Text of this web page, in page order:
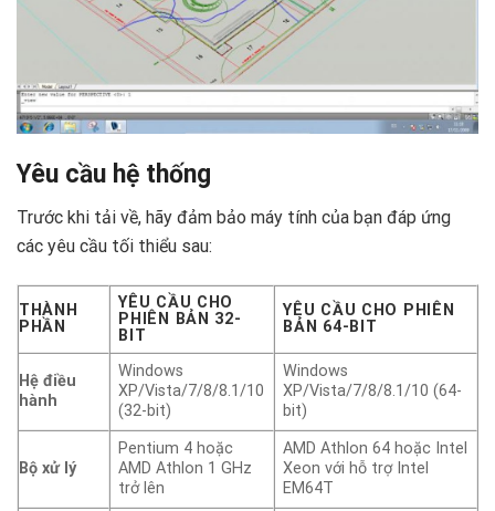
Yêu cầu hệ thống
Trước khi tải về, hãy đảm bảo máy tính của bạn đáp ứng
các yêu cầu tối thiểu sau:
THÀNH
PHẦN
YÊU CẦU CHO
PHIÊN BẢN 32-
BIT
YÊU CẦU CHO PHIÊN
BẢN 64-BIT
Hệ điều
hành
Windows
XP/Vista/7/8/8.1/10
(32-bit)
Windows
XP/Vista/7/8/8.1/10 (64-
bit)
Bộ xử lý
Pentium 4 hoặc
AMD Athlon 1 GHz
trở lên
AMD Athlon 64 hoặc Intel
Xeon với hỗ trợ Intel
EM64T